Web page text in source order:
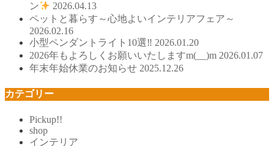
ン
2026.04.13
ペットと暮らす～心地よいインテリアフェア～
2026.02.16
小型ペンダントライト10選‼ 2026.01.20
2026年もよろしくお願いいたしますm(__)m 2026.01.07
年末年始休業のお知らせ 2025.12.26
カテゴリー
Pickup!!
shop
インテリア